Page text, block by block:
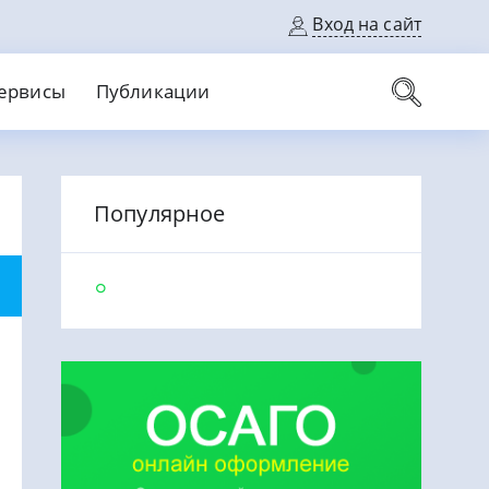
Вход на сайт
Без кредитной истории
Без процентов
Без справок
На банковский счет
Публикации
Популярное